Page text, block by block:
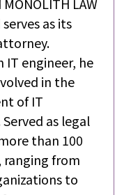
serves as its
IT engineer, he
in the
of IT
as legal
than 100
ranging from
to